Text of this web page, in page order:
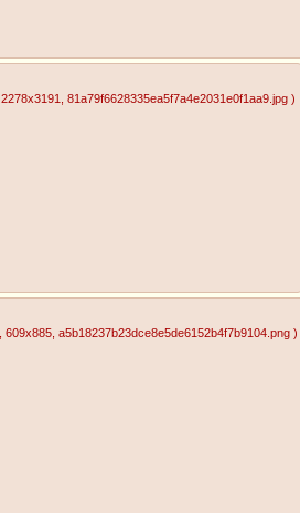
, 2278x3191 , 81a79f6628335ea5f7a4e2031e0f1aa9.jpg )
, 609x885 , a5b18237b23dce8e5de6152b4f7b9104.png )